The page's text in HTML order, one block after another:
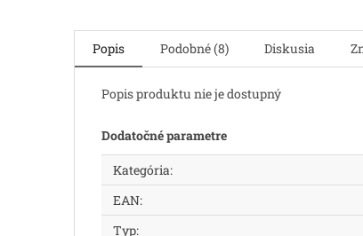
Popis Podobné (8) Diskusia
Popis produktu nie je dostupný
Dodatočné parametre
Kategória:
EAN:
Typ: